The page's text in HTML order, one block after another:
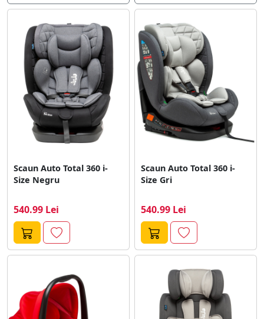
Scaun Auto Total 360 i-
Size Negru
540.99 Lei
Scaun Auto Total 360 i-
Size Gri
540.99 Lei